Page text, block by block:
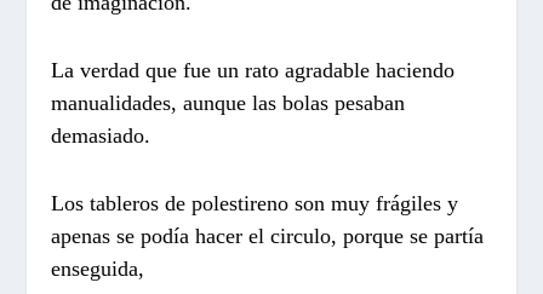
La verdad que fue un rato agradable haciendo
manualidades, aunque las bolas pesaban
demasiado.
Los tableros de polestireno son muy frágiles y
apenas se podía hacer el circulo, porque se partía
enseguida,